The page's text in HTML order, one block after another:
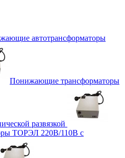
автотрансформаторы
Понижающие трансформаторы
развязкой
ТОРЭЛ 220В/110В с